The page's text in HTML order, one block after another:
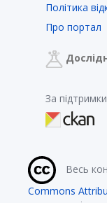
Політика
Про портал
За підтримки
Весь
Commons